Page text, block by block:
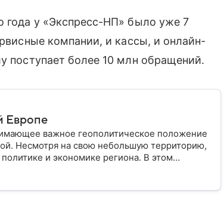
года у «Экспресс-НП» было уже 7
компании, и кассы, и онлайн-
поступает более 10 млн обращений.
Европе
важное геополитическое положение
Несмотря на свою небольшую территорию,
и экономике региона. В этом